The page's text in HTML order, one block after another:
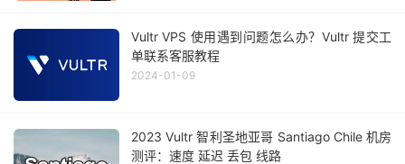
Vultr VPS 使用遇到问题怎么办？Vultr 提交工
单联系客服教程
2024-01-09
2023 Vultr 智利圣地亚哥 Santiago Chile 机房
测评：速度 延迟 丢包 线路